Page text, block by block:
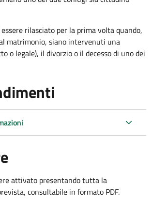
rilasciato per la prima volta quando,
matrimonio, siano intervenuti una
o legale), il divorzio o il decesso di uno dei
attivato presentando tutta la
consultabile in formato PDF.